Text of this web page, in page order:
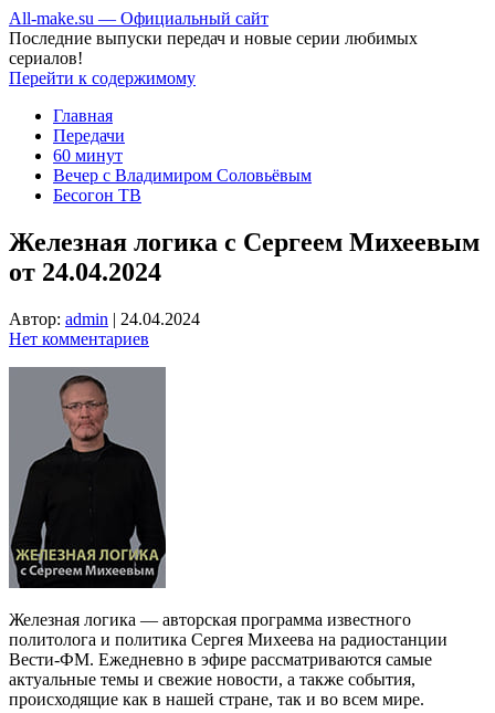
All-make.su — Официальный сайт
Последние выпуски передач и новые серии любимых
сериалов!
Перейти к содержимому
Главная
Передачи
60 минут
Вечер с Владимиром Соловьёвым
Бесогон ТВ
Железная логика с Сергеем Михеевым
от 24.04.2024
Автор: admin | 24.04.2024
Нет комментариев
Железная логика — авторская программа известного
политолога и политика Сергея Михеева на радиостанции
Вести-ФМ. Ежедневно в эфире рассматриваются самые
актуальные темы и свежие новости, а также события,
происходящие как в нашей стране, так и во всем мире.